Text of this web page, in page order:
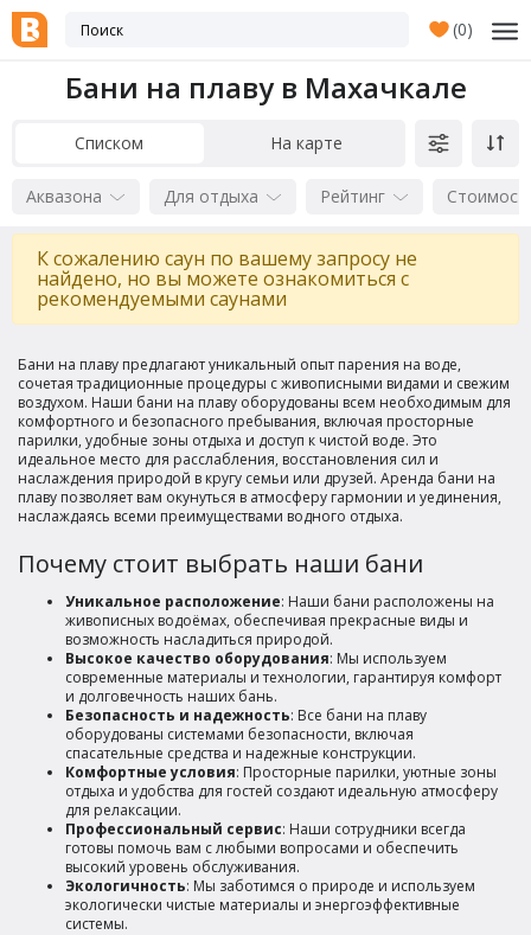
(0)
Бани на плаву в Махачкале
Списком На карте
Аквазона Для отдыха Рейтинг
К сожалению саун по вашему запросу не
найдено, но вы можете ознакомиться с
рекомендуемыми саунами
Бани на плаву предлагают уникальный опыт парения на воде,
сочетая традиционные процедуры с живописными видами и свежим
воздухом. Наши бани на плаву оборудованы всем необходимым для
комфортного и безопасного пребывания, включая просторные
парилки, удобные зоны отдыха и доступ к чистой воде. Это
идеальное место для расслабления, восстановления сил и
наслаждения природой в кругу семьи или друзей. Аренда бани на
плаву позволяет вам окунуться в атмосферу гармонии и уединения,
наслаждаясь всеми преимуществами водного отдыха.
Почему стоит выбрать наши бани
Уникальное расположение: Наши бани расположены на
живописных водоёмах, обеспечивая прекрасные виды и
возможность насладиться природой.
Высокое качество оборудования: Мы используем
современные материалы и технологии, гарантируя комфорт
и долговечность наших бань.
Безопасность и надежность: Все бани на плаву
оборудованы системами безопасности, включая
спасательные средства и надежные конструкции.
Комфортные условия: Просторные парилки, уютные зоны
отдыха и удобства для гостей создают идеальную атмосферу
для релаксации.
Профессиональный сервис: Наши сотрудники всегда
готовы помочь вам с любыми вопросами и обеспечить
высокий уровень обслуживания.
Экологичность: Мы заботимся о природе и используем
экологически чистые материалы и энергоэффективные
системы.